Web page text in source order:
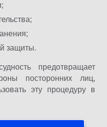
защиты.
предотвращает
посторонних лиц,
эту процедуру в